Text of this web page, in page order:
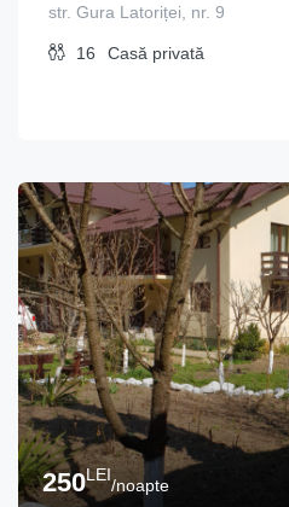
str. Gura Latoriței, nr. 9
16 Casă privată
250LEI
/noapte